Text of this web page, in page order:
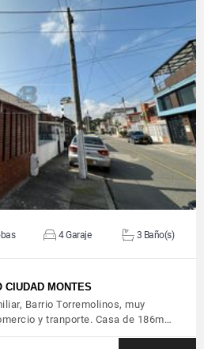
DETALLES
4 Garaje 3 Baño(s)
CIUDAD MONTES
Barrio Torremolinos, muy
y tranporte. Casa de 186m…